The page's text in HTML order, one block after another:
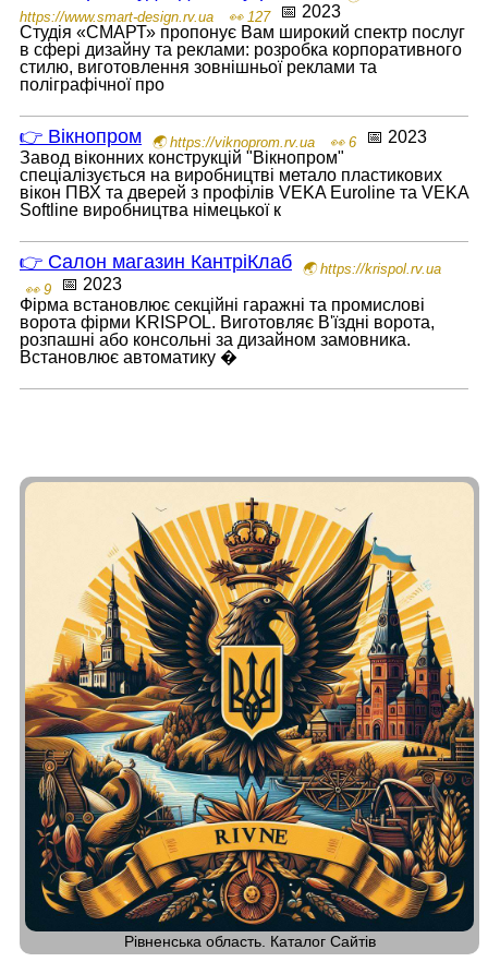
https://www.smart-design.rv.ua
👀 127
📅 2023
Студія «СМАРТ» пропонує Вам широкий спектр послуг
в сфері дизайну та реклами: розробка корпоративного
стилю, виготовлення зовнішньої реклами та
поліграфічної про
👉 Вікнопром 🌏 https://viknoprom.rv.ua 👀 6
📅 2023
Завод віконних конструкцій "Вікнопром"
спеціалізується на виробництві метало пластикових
вікон ПВХ та дверей з профілів VEKA Euroline та VEKA
Softline виробництва німецької к
👉 Салон магазин КантріКлаб
🌏 https://krispol.rv.ua
👀 9
📅 2023
Фірма встановлює секційні гаражні та промислові
ворота фірми KRISPOL. Виготовляє В'їздні ворота,
розпашні або консольні за дизайном замовника.
Встановлює автоматику �
Рівненська область. Каталог Сайтів